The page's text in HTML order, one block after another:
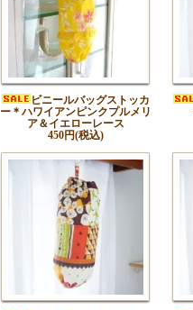
ビニールバッグストッカ
ー＊ハワイアンピンクプルメリ
ア＆イエローレース
450円(税込)